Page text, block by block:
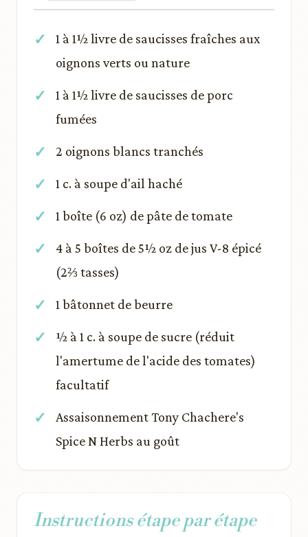
1 à 1½ livre de saucisses fraîches aux
oignons verts ou nature
1 à 1½ livre de saucisses de porc
fumées
2 oignons blancs tranchés
1 c. à soupe d'ail haché
1 boîte (6 oz) de pâte de tomate
4 à 5 boîtes de 5½ oz de jus V-8 épicé
(2⅔ tasses)
1 bâtonnet de beurre
½ à 1 c. à soupe de sucre (réduit
l'amertume de l'acide des tomates)
facultatif
Assaisonnement Tony Chachere's
Spice N Herbs au goût
Instructions étape par étape